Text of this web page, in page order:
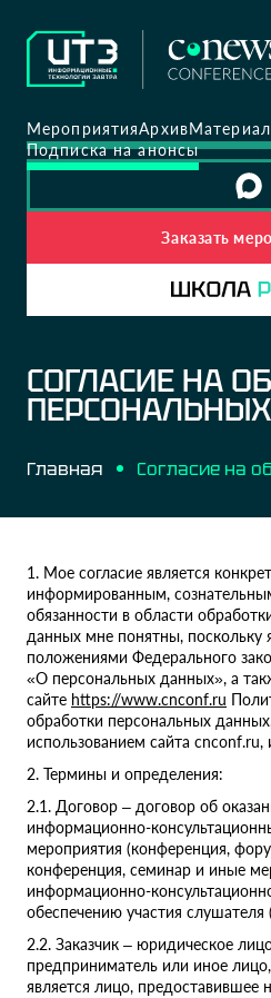
МероприятияАрхив
Подписка на анонсы
Заказать
СОГЛАСИЕ НА
Главная
1. Мое согласие является
информированным,
обязанности в области
данных мне понятны, поскольку
положениями Федерального
«О персональных данных», а
сайте https://www.cnconf.ru
обработки персональных
использованием сайта
2. Термины и определения:
2.1. Договор – договор об
информационно-
мероприятия (конференция,
конференция, семинар и иные
информационно-
обеспечению участия
2.2. Заказчик – юридическое
предприниматель или иное
является лицо, предоставившее